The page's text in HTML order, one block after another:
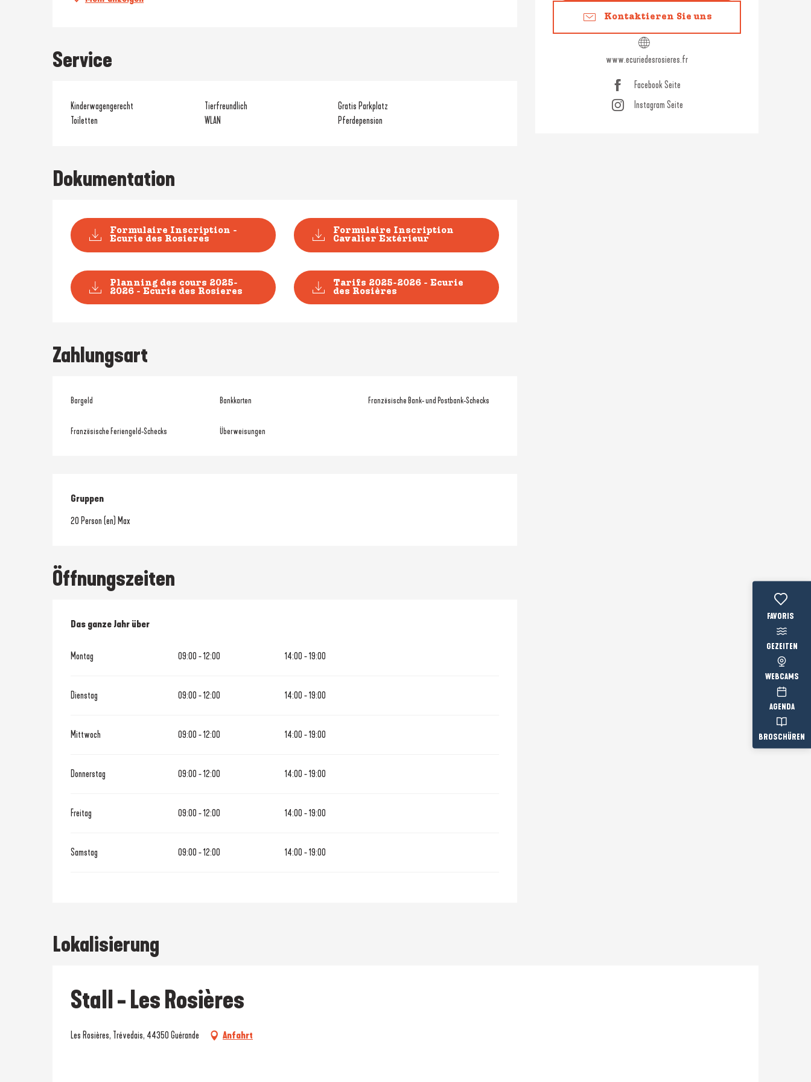
Voir les
GEZEITEN
WEBCAMS
AGENDA
BROSCHÜREN
Kontaktieren Sie uns
www.ecuriedesrosieres.fr
Facebook Seite
Instagram Seite
Service
Kinderwagengerecht Tierfreundlich
Gratis Parkplatz
Toiletten
WLAN Pferdepension
Dokumentation
Formulaire Inscription -
Ecurie des Rosieres
Formulaire Inscription
Cavalier Extérieur
Planning des cours 2025-
2026 - Ecurie des Rosieres
Tarifs 2025-2026 - Ecurie
des Rosières
Zahlungsart
Bargeld Bankkarten Französische Bank- und Postbank-Schecks
Französische Feriengeld-Schecks Überweisungen
Gruppen
Gruppen
20 Person (en) Max
Öffnungszeiten
Das ganze Jahr über
Das ganze Jahr über
Montag 09:00 - 12:00 14:00 - 19:00
Dienstag 09:00 - 12:00 14:00 - 19:00
Mittwoch 09:00 - 12:00 14:00 - 19:00
Donnerstag 09:00 - 12:00 14:00 - 19:00
Freitag 09:00 - 12:00 14:00 - 19:00
Samstag 09:00 - 12:00 14:00 - 19:00
Lokalisierung
Stall - Les Rosières
Les Rosières, Trévedais, 44350 Guérande Anfahrt